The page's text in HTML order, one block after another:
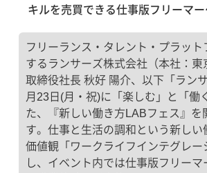
キルを売買できる仕事版フリーマ
フリーランス・タレント・プラット
するランサーズ株式会社（本社：東
取締役社長 秋好 陽介、以下「ラン
月23日(月・祝)に「楽しむ」と「働
た、『新しい働き方LABフェス』を
す。仕事と生活の調和という新しい
価値観「ワークライフインテグレー
し、イベント内では仕事版フリーマ